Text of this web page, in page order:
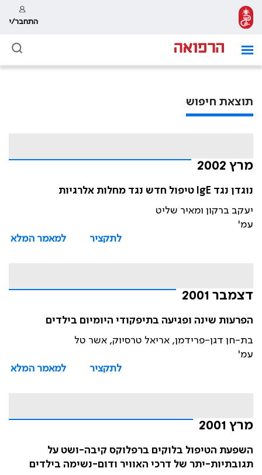
התחבר/י
תוצאת חיפוש
מרץ 2002
נוגדן נגד IgE טיפול חדש נגד מחלות אלרגיות
יעקב ברקון ומאיר שליט
עמ'
לתקציר
למאמר המלא
דצמבר 2001
הפרעות שינה ופגיעה בתיפקודי היומיום בילדים
בת-חן דגן-פרידמן, אריאל טרסיוק, אשר טל
עמ'
לתקציר
למאמר המלא
מרץ 2001
השפעת הטיפול בלוקים ברפלוקס קיבה-ושט על
תגובתיות-יתר של דרכי האוויר ודום-נשימה בילדים